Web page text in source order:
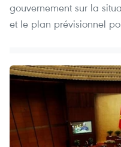
gouvernement sur la
et le plan prévisionnel